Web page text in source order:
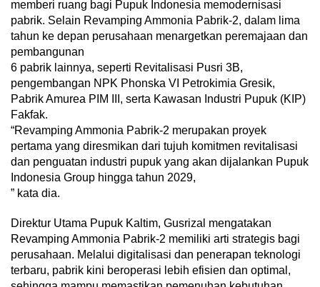
memberi ruang bagi Pupuk Indonesia memodernisasi
pabrik. Selain Revamping Ammonia Pabrik-2, dalam lima
tahun ke depan perusahaan menargetkan peremajaan dan
pembangunan
6 pabrik lainnya, seperti Revitalisasi Pusri 3B,
pengembangan NPK Phonska VI Petrokimia Gresik,
Pabrik Amurea PIM III, serta Kawasan Industri Pupuk (KIP)
Fakfak.
“Revamping Ammonia Pabrik-2 merupakan proyek
pertama yang diresmikan dari tujuh komitmen revitalisasi
dan penguatan industri pupuk yang akan dijalankan Pupuk
Indonesia Group hingga tahun 2029,
” kata dia.
Direktur Utama Pupuk Kaltim, Gusrizal mengatakan
Revamping Ammonia Pabrik-2 memiliki arti strategis bagi
perusahaan. Melalui digitalisasi dan penerapan teknologi
terbaru, pabrik kini beroperasi lebih efisien dan optimal,